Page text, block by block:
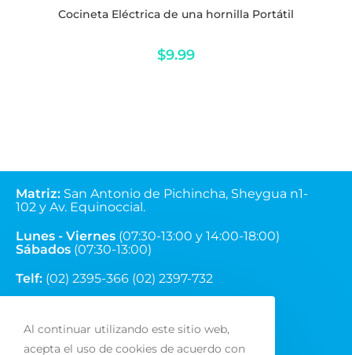
Cocineta Eléctrica de una hornilla Portátil
$9.99
Matriz: San Antonio de Pichincha, Sheygua n1-
102 y Av. Equinoccial.
Lunes - Viernes (07:30-13:00 y 14:00-18:00)
Sábados (07:30-13:00)
Telf: (02) 2395-366 (02) 2397-732
Al continuar utilizando este sitio web,
acepta el uso de cookies de acuerdo con